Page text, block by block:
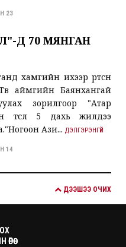
23
Д 70 МЯНГАН
хамгийн ихээр өртсөн
аймгийн Баянхангай
зорилгоор "Атар
төсөл 5 дахь жилдээ
Ази... ДЭЛГЭРЭНГҮЙ
14
ДЭЭШЭЭ ОЧИХ